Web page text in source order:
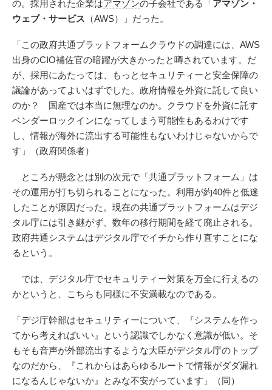
の。採用された企業はアマゾンの子会社である「アマゾン・
ウェブ・サービス （AWS）」だった。
「この政府共通プラットフォームクラウドの調達には、AWS
出身のCIO補佐官の暗躍が大きかったと噂されています。だ
が、採用にあたっては、もっとセキュリティーと安全保障の
議論があってよいはずでした。政府情報を外資に託して良い
のか？ 国産では本当に無理なのか。クラウドを外資に託す
ベンダーロックインになってしまう可能性もあるわけです
し、情報が海外に流出する可能性もないわけじゃないからで
す」（政府関係者）
ところが懸念とは別の次元で「共通プラットフォーム」は
その運用が打ち切られることになった。利用が約40件と低迷
したことが原因だった。現在の共通プラットフォームはデジ
タル庁には引き継がず、数年の移行期間を経て廃止される。
政府共通システムはデジタル庁でイチから作り直すことにな
るという。
では、デジタル庁でセキュリティー対策を万全に行えるの
かというと、こちらも同様に不安満載なのである。
「デジ庁幹部はセキュリティーについて、『システムを作っ
てから考えればいい』という認識でしかなく意識が低い。そ
もそも音声が外部流出するような大臣がデジタル庁のトップ
なのだから、『これからはあらゆるルートで情報がダダ漏れ
になるんじゃないか』とみな不安がっています」（同）